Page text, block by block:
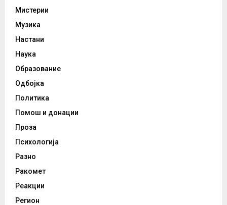
Мистерии
Музика
Настани
Наука
Образование
Одбојка
Политика
Помош и донации
Проза
Психологија
Разно
Ракомет
Реакции
Регион